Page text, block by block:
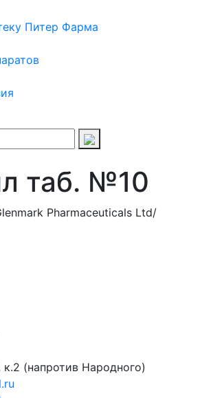
таб. №10
Pharmaceuticals Ltd/
к.2 (напротив Народного)